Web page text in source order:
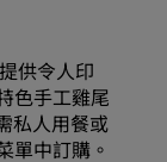
供令人印
色手工雞尾
私人用餐或
單中訂購。